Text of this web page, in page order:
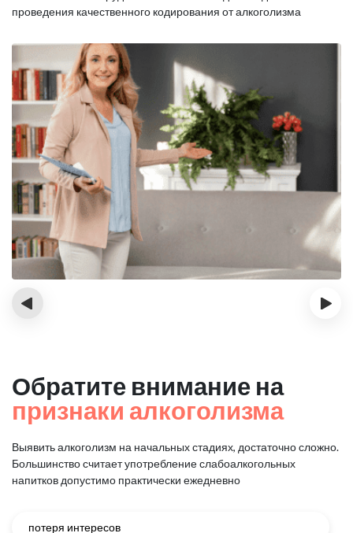
проведения качественного кодирования от алкоголизма
‹ ›
Обратите внимание на
признаки алкоголизма
Выявить алкоголизм на начальных стадиях, достаточно сложно.
Большинство считает употребление слабоалкогольных
напитков допустимо практически ежедневно
потеря интересов